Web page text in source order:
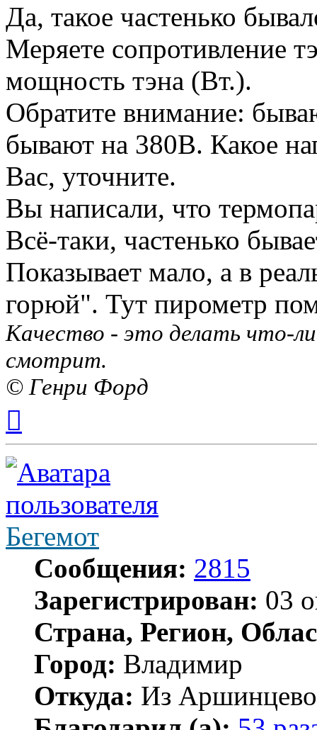
Да, такое частенько
Меряете сопротивление
мощность тэна (Вт.).
Обратите внимание:
бывают на 380В. Какое
Вас, уточните.
Вы написали, что
Всё-таки, частенько
Показывает мало, а в
горюй". Тут пирометр
Качество - это делать что-
смотрит.
© Генри Форд
началу
Бегемот
Сообщения: 2815
Зарегистрирован: 03
Страна, Регион,
Город: Владимир
Откуда: Из